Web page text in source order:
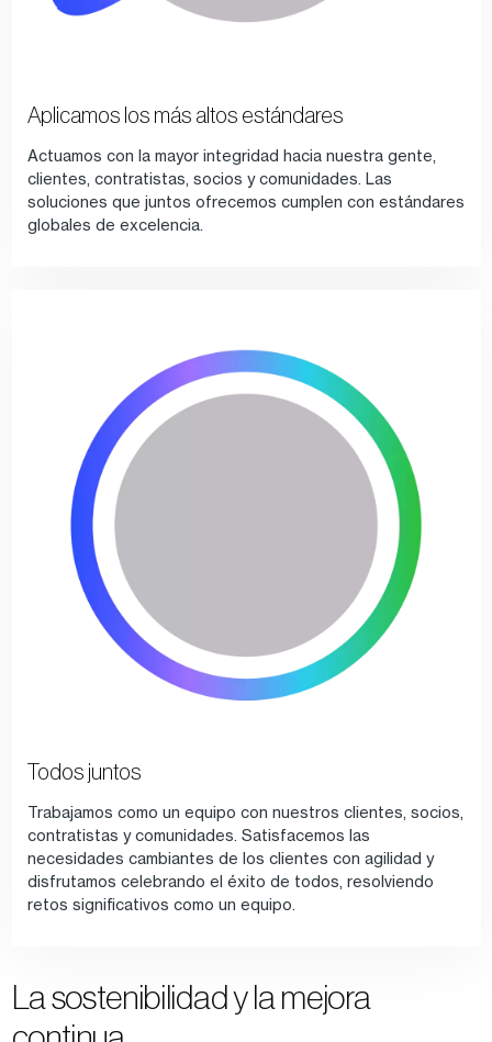
Aplicamos los más altos estándares
Actuamos con la mayor integridad hacia nuestra gente,
clientes, contratistas, socios y comunidades. Las
soluciones que juntos ofrecemos cumplen con estándares
globales de excelencia.
Todos juntos
Trabajamos como un equipo con nuestros clientes, socios,
contratistas y comunidades. Satisfacemos las
necesidades cambiantes de los clientes con agilidad y
disfrutamos celebrando el éxito de todos, resolviendo
retos significativos como un equipo.
La sostenibilidad y la mejora